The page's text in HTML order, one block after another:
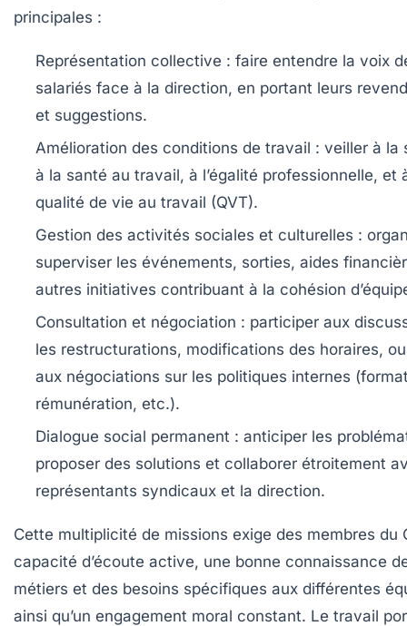
principales :
Représentation collective : faire entendre la voix
salariés face à la direction, en portant leurs
et suggestions.
Amélioration des conditions de travail : veiller à la
à la santé au travail, à l’égalité professionnelle, et
qualité de vie au travail (QVT).
Gestion des activités sociales et culturelles :
superviser les événements, sorties, aides
autres initiatives contribuant à la cohésion
Consultation et négociation : participer aux
les restructurations, modifications des horaires,
aux négociations sur les politiques internes
rémunération, etc.).
Dialogue social permanent : anticiper les
proposer des solutions et collaborer étroitement
représentants syndicaux et la direction.
Cette multiplicité de missions exige des membres du
capacité d’écoute active, une bonne connaissance
métiers et des besoins spécifiques aux différentes
ainsi qu’un engagement moral constant. Le travail